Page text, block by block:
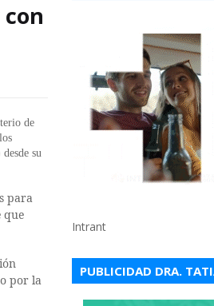
de
su
para
que
por la
Intrant
PUBLICIDAD DRA.